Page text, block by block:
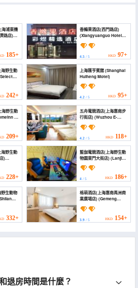
海浦東機
路店)
185+
香櫞果酒店(西門路店)
(Xiangyuanguo Hotel
(Ximen Road))
4.5/ 5 HKD 97+
野生動
242+
上海匯亨賓館 (Shanghai
Huiheng Motel)
4.2/ 5 HKD 95+
海野生動
209+
五舟電競酒店(上海惠南步
行街店) (Wuzhou E-
sports Hotel (Huinan
Pedestrian Street))
4.2/ 5 HKD 118+
野生動
)
228+
藍伽電競酒店(上海野生動
物園東門大街店) (Lanjia
E-Sports Hotel
(Shanghai Wild Animal
Park East Gate Street))
4/ 5 HKD 186+
生動物
332+
格萌酒店(上海惠南禹洲商
業廣場店) (Gemeng
Hotel (Shanghai Huinan
Pazhou Commercial
Plaza))
3.9/ 5 HKD 154+
退房時間是什麼？